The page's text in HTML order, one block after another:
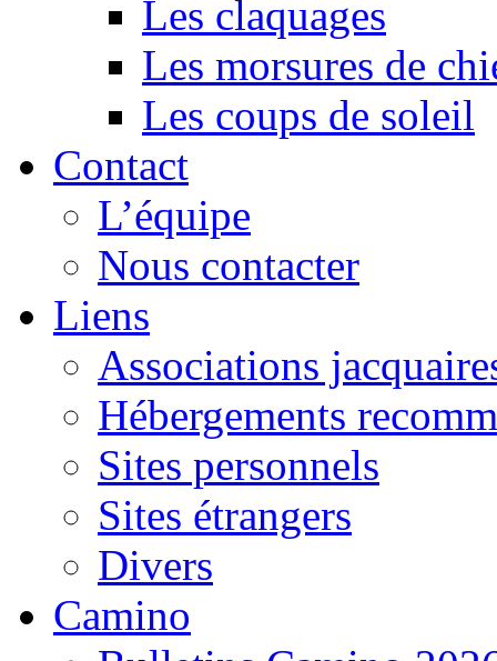
Les claquages
Les morsures de
Les coups de soleil
Contact
L’équipe
Nous contacter
Liens
Associations
Hébergements
Sites personnels
Sites étrangers
Divers
Camino